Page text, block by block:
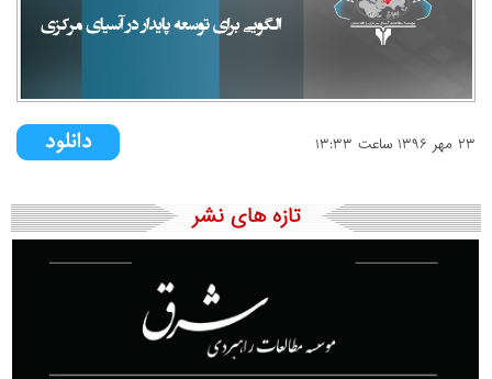
۲۳ مهر ۱۳۹۶ ساعت ۱۳:۳۳
تازه های نشر